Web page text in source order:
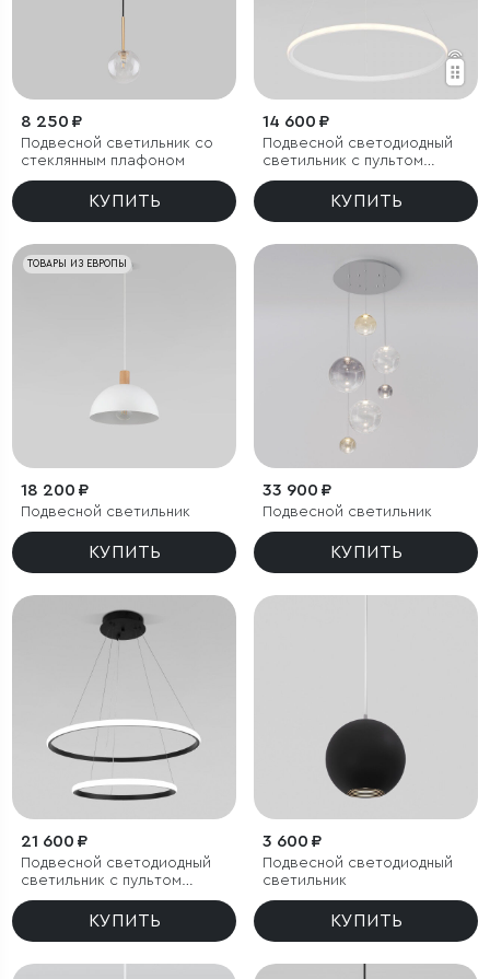
8 250 ₽
Подвесной светильник со
стеклянным плафоном
КУПИТЬ
14 600 ₽
Подвесной светодиодный
светильник с пультом
управления
КУПИТЬ
ТОВАРЫ ИЗ ЕВРОПЫ
18 200 ₽
Подвесной светильник
КУПИТЬ
33 900 ₽
Подвесной светильник
КУПИТЬ
21 600 ₽
Подвесной светодиодный
светильник с пультом
управления
КУПИТЬ
3 600 ₽
Подвесной светодиодный
светильник
КУПИТЬ